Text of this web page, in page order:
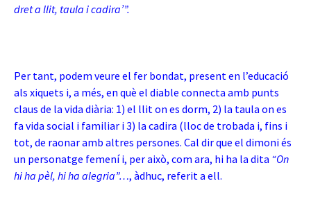
dret a llit, taula i cadira’”.
Per tant, podem veure el fer bondat, present en l’educació
als xiquets i, a més, en què el diable connecta amb punts
claus de la vida diària: 1) el llit on es dorm, 2) la taula on es
fa vida social i familiar i 3) la cadira (lloc de trobada i, fins i
tot, de raonar amb altres persones. Cal dir que el dimoni és
un personatge femení i, per això, com ara, hi ha la dita “On
hi ha pèl, hi ha alegria”…, àdhuc, referit a ell.